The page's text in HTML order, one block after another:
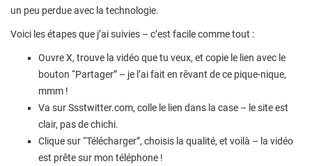
un peu perdue avec la technologie.
Voici les étapes que j’ai suivies – c’est facile comme tout :
Ouvre X, trouve la vidéo que tu veux, et copie le lien avec le
bouton “Partager” – je l’ai fait en rêvant de ce pique-nique,
mmm !
Va sur Ssstwitter.com, colle le lien dans la case – le site est
clair, pas de chichi.
Clique sur “Télécharger”, choisis la qualité, et voilà – la vidéo
est prête sur mon téléphone !